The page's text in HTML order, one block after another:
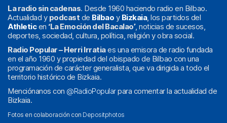
La radio sin cadenas. Desde 1960 haciendo radio en Bilbao.
Actualidad y podcast de Bilbao y Bizkaia, los partidos del
Athleticen ‘La Emoción del Bacalao’, noticias de sucesos,
deportes, sociedad, cultura, política, religión y obra social.
Radio Popular – Herri Irratiaes una emisora de radio fundada
en el año 1960 y propiedad del obispado de Bilbao con una
programación de carácter generalista, que va dirigida a todo el
territorio histórico de Bizkaia.
Menciónanos con @RadioPopularpara comentar la actualidad de
Bizkaia.
Fotos en colaboración con Depositphotos